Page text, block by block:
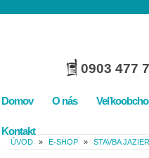
0903 477
Domov O nás
Kontakt
ÚVOD » E-SHOP » STAVBA